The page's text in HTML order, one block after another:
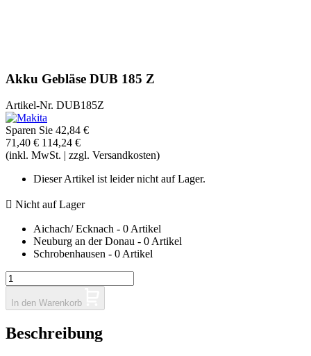
Akku Gebläse DUB 185 Z
Artikel-Nr. DUB185Z
Sparen Sie 42,84 €
71,40 € 114,24 €
(inkl. MwSt. | zzgl. Versandkosten)
Dieser Artikel ist leider nicht auf Lager.
 Nicht auf Lager
Aichach/ Ecknach - 0 Artikel
Neuburg an der Donau - 0 Artikel
Schrobenhausen - 0 Artikel
In den Warenkorb
Beschreibung